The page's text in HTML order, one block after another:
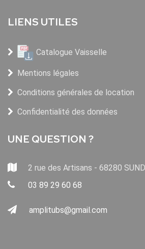
LIENS UTILES
Catalogue Vaisselle
Mentions légales
Conditions générales de location
Confidentialité des données
UNE QUESTION ?
2 rue des Artisans - 68280
03 89 29 60 68
amplitubs@gmail.com